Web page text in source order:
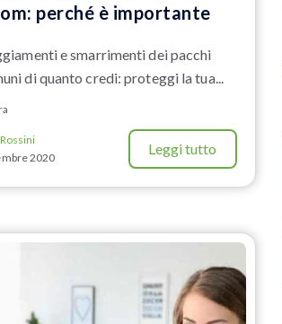
perché è importante
e smarrimenti dei pacchi
di quanto credi: proteggi la tua...
2020
Leggi tutto